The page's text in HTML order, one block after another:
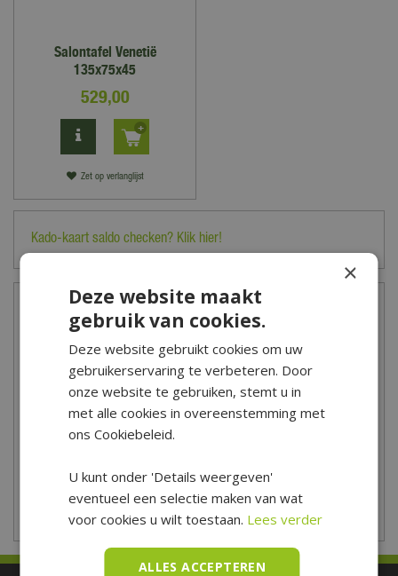
Salontafel Venetië
135x75x45
529,00
Zet op verlanglijst
Kado-kaart saldo checken? Klik hier!
Openingstijden
Woensdag
09:00 - 18:00
Toon aangepaste openingstijden
×
Deze website maakt
gebruik van cookies.
Deze website gebruikt cookies om uw
gebruikerservaring te verbeteren. Door
onze website te gebruiken, stemt u in
met alle cookies in overeenstemming met
ons Cookiebeleid.
U kunt onder 'Details weergeven'
eventueel een selectie maken van wat
voor cookies u wilt toestaan. Lees verder
ALLES ACCEPTEREN